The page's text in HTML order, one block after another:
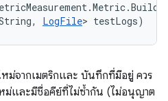
LogFile> testLogs)
หม่จากเมตริกและ บันทึกที่มีอยู่ ควร
ม่และมีชื่อคีย์ที่ไม่ซ้ำกัน (ไม่อนุญาต